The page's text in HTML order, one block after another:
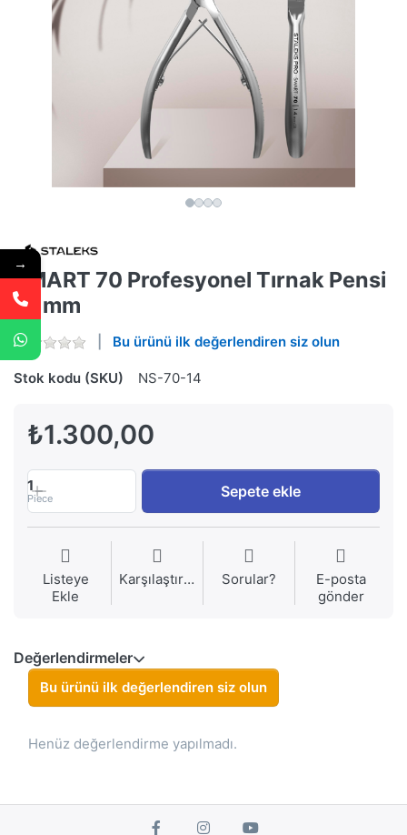
SMART 70 Profesyonel Tırnak Pensi
14 mm
Bu ürünü ilk değerlendiren siz olun
Stok kodu (SKU) NS-70-14
₺1.300,00
1
Piece Sepete ekle
Listeye
Ekle
Karşılaştırma Sorular?
E-posta
gönder
Değerlendirmeler
Bu ürünü ilk değerlendiren siz olun
Henüz değerlendirme yapılmadı.
→